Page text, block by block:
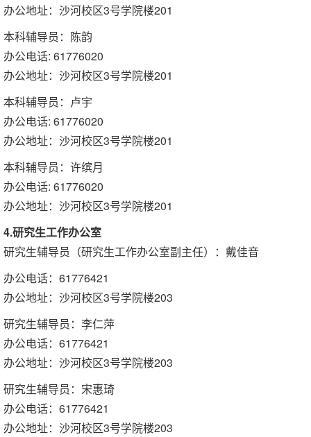
办公地址：沙河校区3号学院楼201
本科辅导员：陈韵
办公电话: 61776020
办公地址：沙河校区3号学院楼201
本科辅导员：卢宇
办公电话: 61776020
办公地址：沙河校区3号学院楼201
本科辅导员：许缤月
办公电话: 61776020
办公地址：沙河校区3号学院楼201
4.研究生工作办公室
研究生辅导员（研究生工作办公室副主任）：戴佳音
办公电话：61776421
办公地址：沙河校区3号学院楼203
研究生辅导员：李仁萍
办公电话：61776421
办公地址：沙河校区3号学院楼203
研究生辅导员：宋惠琦
办公电话：61776421
办公地址：沙河校区3号学院楼203